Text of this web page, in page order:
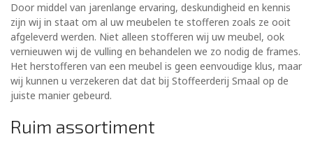
Door middel van jarenlange ervaring, deskundigheid en kennis
zijn wij in staat om al uw meubelen te stofferen zoals ze ooit
afgeleverd werden. Niet alleen stofferen wij uw meubel, ook
vernieuwen wij de vulling en behandelen we zo nodig de frames.
Het herstofferen van een meubel is geen eenvoudige klus, maar
wij kunnen u verzekeren dat dat bij Stoffeerderij Smaal op de
juiste manier gebeurd.
Ruim assortiment